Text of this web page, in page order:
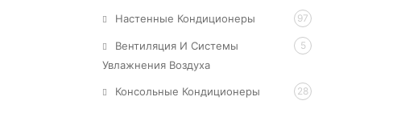
Настенные Кондиционеры 97
Вентиляция И Системы
Увлажнения Воздуха
5
Консольные Кондиционеры 28